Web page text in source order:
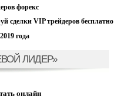
форекс
сделки VIP трейдеров бесплатно
года
ЛИДЕР»
онлайн